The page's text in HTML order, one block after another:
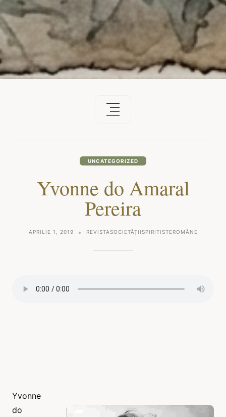
UNCATEGORIZED
Yvonne do Amaral
Pereira
APRILIE 1, 2019 REVISTASOCIETĂȚIISPIRITISTEROMÂNE
Yvonne
do